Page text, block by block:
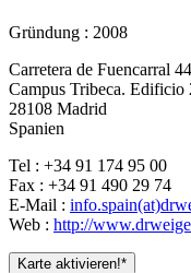
Gründung : 2008
Carretera de Fuencarral 44
Campus Tribeca. Edificio
28108 Madrid
Spanien
Tel : +34 91 174 95 00
Fax : +34 91 490 29 74
E-Mail :
Web : http://
Karte aktivieren!*